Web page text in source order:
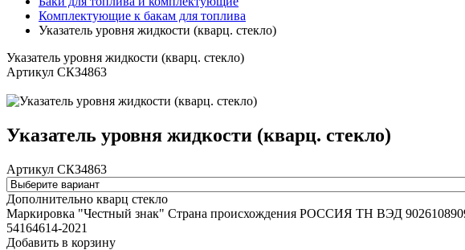
Комплектующие к бакам для топлива
Указатель уровня жидкости (кварц. стекло)
Указатель уровня жидкости (кварц. стекло)
Артикул СКЗ4863
Указатель уровня жидкости (кварц. стекло)
Артикул СКЗ4863
Дополнительно кварц стекло
Маркировка "Честный знак" Страна происхождения РОССИЯ ТН ВЭД
54164614-2021
Добавить в корзину